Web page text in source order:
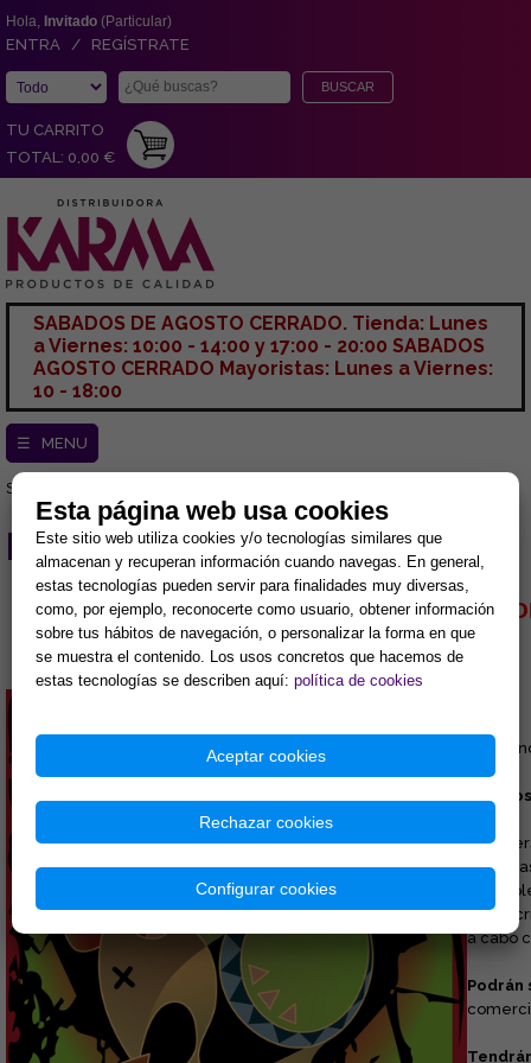
Hola, Invitado (Particular)
ENTRA / REGÍSTRATE
TU CARRITO
TOTAL: 0,00 €
SABADOS DE AGOSTO CERRADO. Tienda: Lunes
a Viernes: 10:00 - 14:00 y 17:00 - 20:00 SABADOS
AGOSTO CERRADO Mayoristas: Lunes a Viernes:
10 - 18:00
☰ MENU
Sección actual:
PREDICCIONES
TU
Gran
Son:
como
a cabo
Podrán
Esta página web usa cookies
Este sitio web utiliza cookies y/o tecnologías similares que
almacenan y recuperan información cuando navegas. En general,
estas tecnologías pueden servir para finalidades muy diversas,
como, por ejemplo, reconocerte como usuario, obtener información
sobre tus hábitos de navegación, o personalizar la forma en que
se muestra el contenido. Los usos concretos que hacemos de
estas tecnologías se describen aquí: política de cookies
Aceptar cookies
Rechazar cookies
Configurar cookies